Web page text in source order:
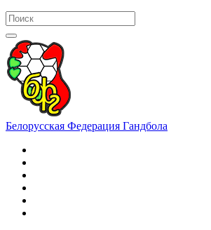
Белорусская Федерация Гандбола